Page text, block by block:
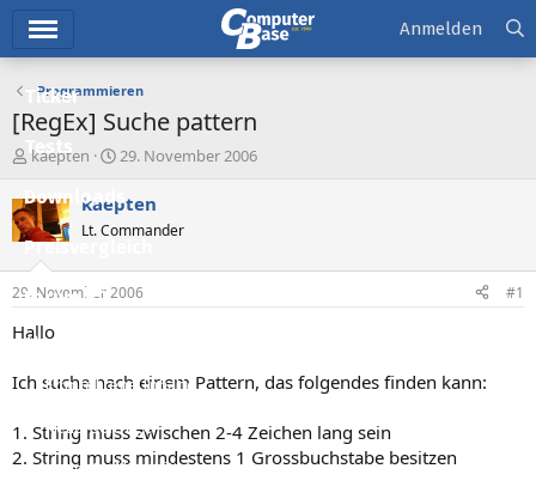
Ticker
Tests
Downloads
Preisvergleich
Forum
Aktuelles
Empfohlene Inhalte
Neue Beiträge
Neueste Aktivitäten
Anmelden
Programmieren
[RegEx] Suche pattern
E
s
t
e
e
r
kaepten
E
s
e
l
t
29. November 2006
kaepten
Lt. Commander
29. November 2006 #1
Hallo
Ich suche nach einem Pattern, das folgendes finden kann:
1. String muss zwischen 2-4 Zeichen lang sein
2. String muss mindestens 1 Grossbuchstabe besitzen